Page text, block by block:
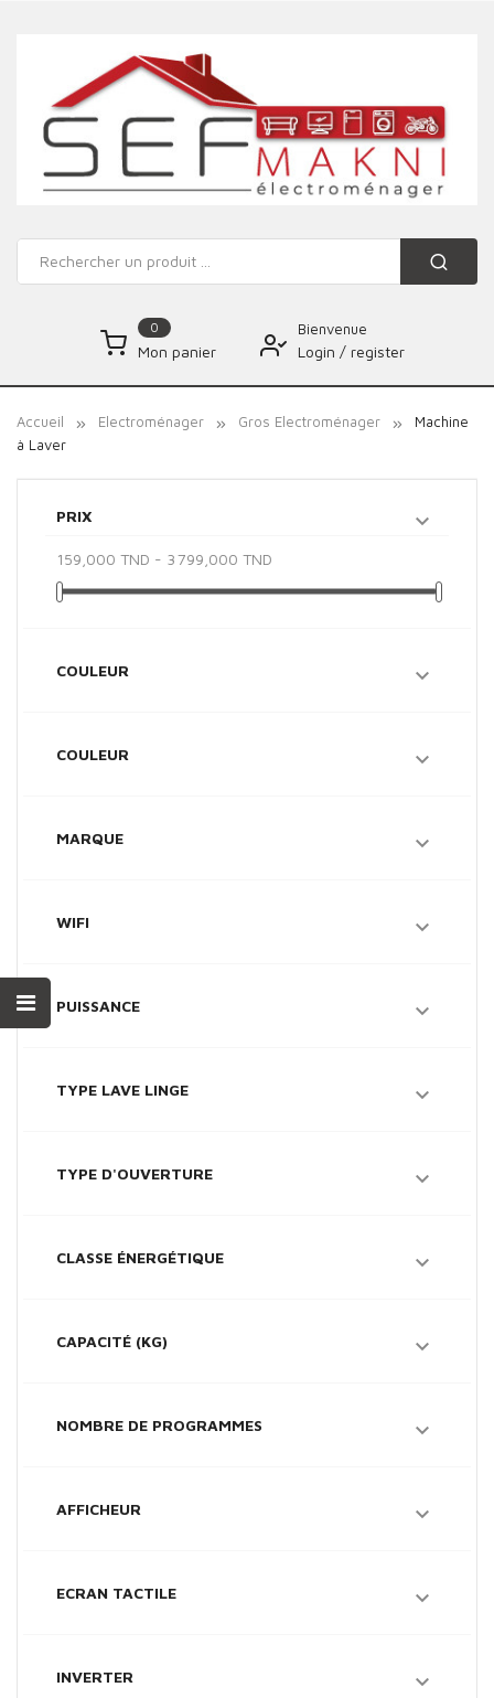
0
Mon panier
Bienvenue
Login / register
Accueil Electroménager Gros Electroménager
Machine
à Laver
PRIX 
159,000 TND - 3 799,000 TND
COULEUR 
COULEUR 
MARQUE 
WIFI 
PUISSANCE 
TYPE LAVE LINGE 
TYPE D'OUVERTURE 
CLASSE ÉNERGÉTIQUE 
CAPACITÉ (KG) 
NOMBRE DE PROGRAMMES 
AFFICHEUR 
ECRAN TACTILE 
INVERTER 